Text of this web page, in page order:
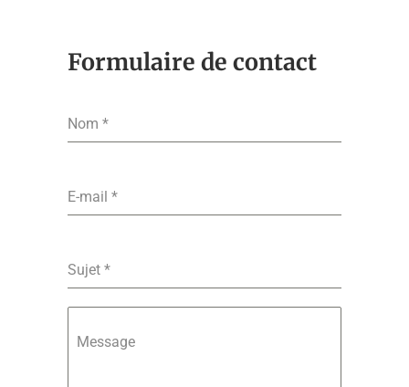
Formulaire de contact
Nom *
E-mail *
Sujet *
Message